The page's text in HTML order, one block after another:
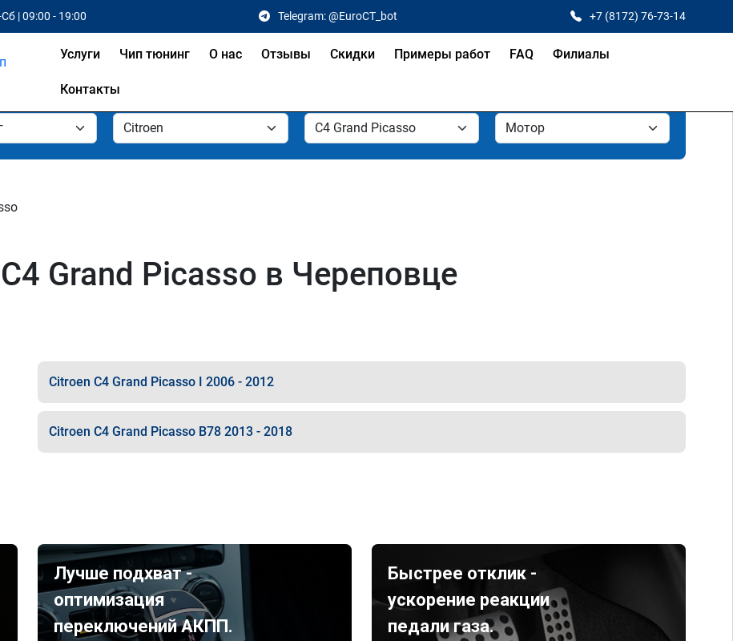
| 09:00 - 19:00 Telegram: @EuroCT_bot +7 (8172) 76-73-14
Услуги Чип тюнинг О нас Отзывы Скидки Примеры работ FAQ Филиалы
Контакты
Grand Picasso в Череповце
Citroen C4 Grand Picasso I 2006 - 2012
Citroen C4 Grand Picasso B78 2013 - 2018
Лучше подхват -
оптимизация
переключений АКПП.
Быстрее отклик -
ускорение реакции
педали газа.